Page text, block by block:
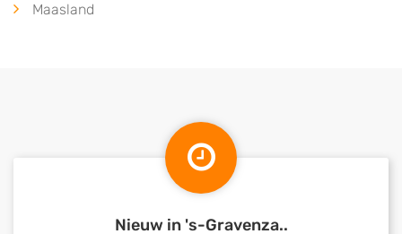
Maasland
Nieuw in 's-Gravenza..